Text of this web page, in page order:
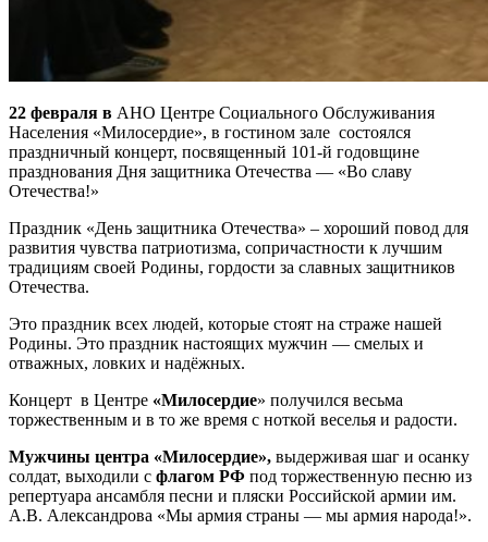
22 февраля в АНО Центре Социального Обслуживания
Населения «Милосердие», в гостином зале состоялся
праздничный концерт, посвященный 101-й годовщине
празднования Дня защитника Отечества — «Во славу
Отечества!»
Праздник «День защитника Отечества» – хороший повод для
развития чувства патриотизма, сопричастности к лучшим
традициям своей Родины, гордости за славных защитников
Отечества.
Это праздник всех людей, которые стоят на страже нашей
Родины. Это праздник настоящих мужчин — смелых и
отважных, ловких и надёжных.
Концерт в Центре «Милосердие» получился весьма
торжественным и в то же время с ноткой веселья и радости.
Мужчины центра «Милосердие», выдерживая шаг и осанку
солдат, выходили с флагом РФ под торжественную песню из
репертуара ансамбля песни и пляски Российской армии им.
А.В. Александрова «Мы армия страны — мы армия народа!».